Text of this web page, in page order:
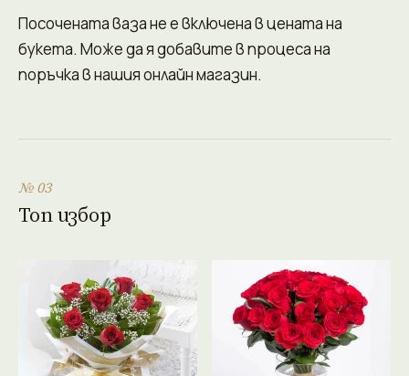
Посочената ваза не е включена в цената на
букета. Може да я добавите в процеса на
поръчка в нашия онлайн магазин.
№ 03
Топ избор